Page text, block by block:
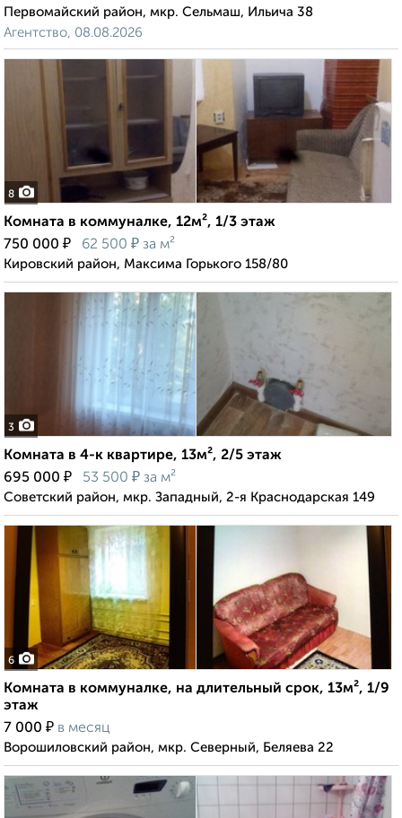
Первомайский район, мкр. Сельмаш, Ильича 38
Агентство, 08.08.2026
8
Комната в коммуналке, 12м², 1/3 этаж
750 000 ₽ 62 500 ₽ за м²
Кировский район, Максима Горького 158/80
3
Комната в 4-к квартире, 13м², 2/5 этаж
695 000 ₽ 53 500 ₽ за м²
Советский район, мкр. Западный, 2-я Краснодарская 149
6
Комната в коммуналке, на длительный срок, 13м², 1/9
этаж
7 000 ₽ в месяц
Ворошиловский район, мкр. Северный, Беляева 22